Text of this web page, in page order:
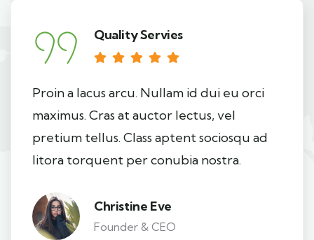
Quality Servies
Proin a lacus arcu. Nullam id dui eu orci
maximus. Cras at auctor lectus, vel
pretium tellus. Class aptent sociosqu ad
litora torquent per conubia nostra.
Christine Eve
Founder & CEO